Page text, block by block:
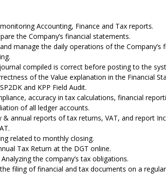
Accounting, Finance and Tax reports.
the Company’s financial statements.
manage the daily operations of the Company’s
compiled is correct before posting to the
of the Value explanation in the Financial
and KPP Field Audit.
accuracy in tax calculations, financial
of all ledger accounts.
& annual reports of tax returns, VAT, and report
related to monthly closing.
Tax Return at the DGT online.
the company’s tax obligations.
filing of financial and tax documents on a